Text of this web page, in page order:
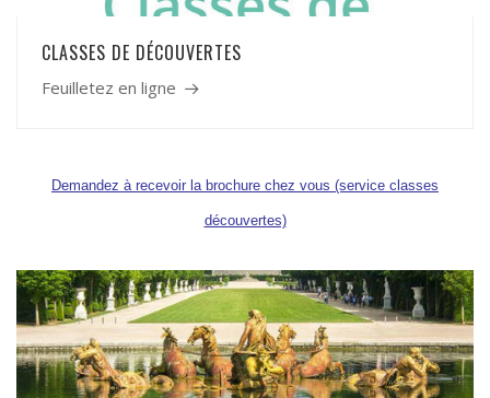
CLASSES DE DÉCOUVERTES
Feuilletez en ligne
Demandez à recevoir la brochure chez vous (service classes
découvertes)